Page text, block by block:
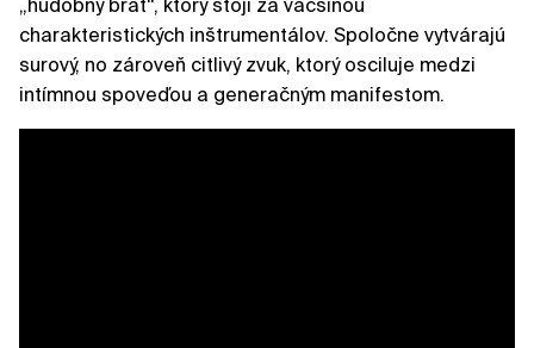
„hudobný brat“, ktorý stojí za väčšinou
charakteristických inštrumentálov. Spoločne vytvárajú
surový, no zároveň citlivý zvuk, ktorý osciluje medzi
intímnou spoveďou a generačným manifestom.